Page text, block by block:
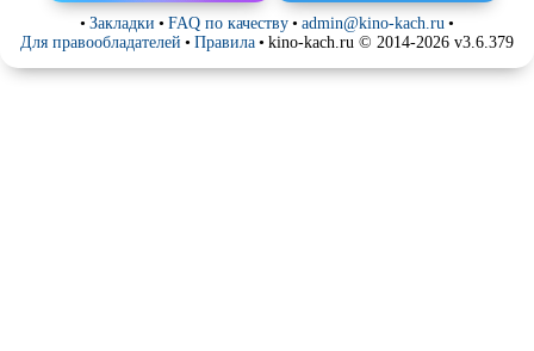
• Закладки • FAQ по качеству • admin@kino-kach.ru •
Для правообладателей • Правила • kino-kach.ru © 2014-2026 v3.6.379